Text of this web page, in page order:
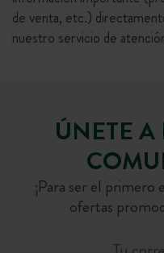
de venta, etc.)
nuestro servicio de
ÚNETE A
¡Para ser el primero
ofertas